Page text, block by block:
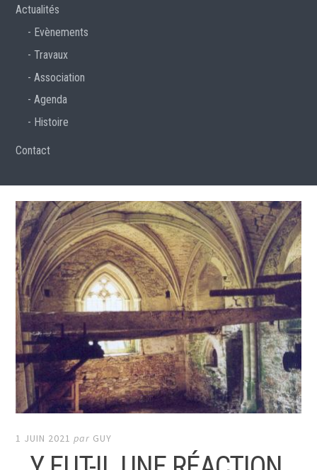
Actualités
Evènements
Travaux
Association
Agenda
Histoire
Contact
1 JUIN 2021 par GUY